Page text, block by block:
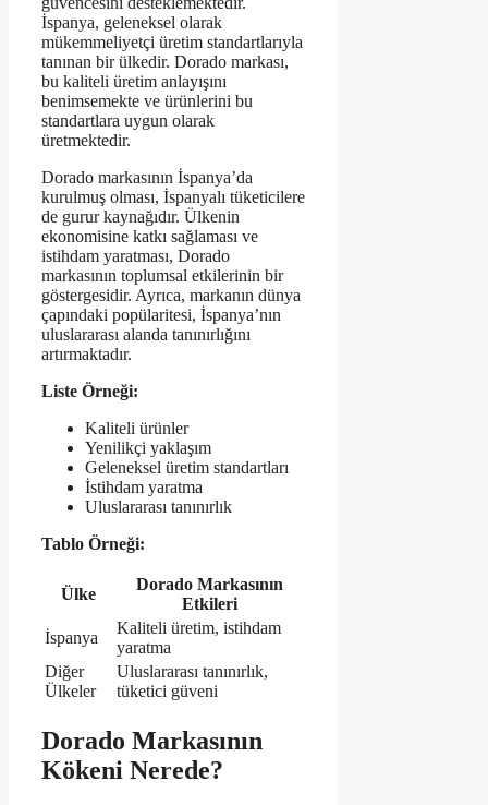
İspanya, geleneksel olarak
mükemmeliyetçi üretim standartlarıyla
tanınan bir ülkedir. Dorado markası,
bu kaliteli üretim anlayışını
benimsemekte ve ürünlerini bu
standartlara uygun olarak
üretmektedir.
Dorado markasının İspanya’da
kurulmuş olması, İspanyalı tüketicilere
de gurur kaynağıdır. Ülkenin
ekonomisine katkı sağlaması ve
istihdam yaratması, Dorado
markasının toplumsal etkilerinin bir
göstergesidir. Ayrıca, markanın dünya
çapındaki popülaritesi, İspanya’nın
uluslararası alanda tanınırlığını
artırmaktadır.
Liste Örneği:
Kaliteli ürünler
Yenilikçi yaklaşım
Geleneksel üretim standartları
İstihdam yaratma
Uluslararası tanınırlık
Tablo Örneği:
Ülke
Dorado Markasının
Etkileri
İspanya
Kaliteli üretim, istihdam
yaratma
Diğer
Ülkeler
Uluslararası tanınırlık,
tüketici güveni
Dorado Markasının
Kökeni Nerede?